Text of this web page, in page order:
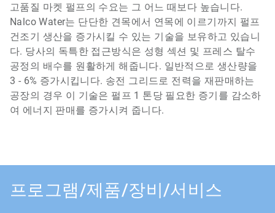
고품질 마켓 펄프의 수요는 그 어느 때보다 높습니다.
Nalco Water는 단단한 견목에서 연목에 이르기까지 펄프
건조기 생산을 증가시킬 수 있는 기술을 보유하고 있습니
다. 당사의 독특한 접근방식은 성형 섹션 및 프레스 탈수
공정의 배수를 원활하게 해줍니다. 일반적으로 생산량을
3 - 6% 증가시킵니다. 송전 그리드로 전력을 재판매하는
공장의 경우 이 기술은 펄프 1 톤당 필요한 증기를 감소하
여 에너지 판매를 증가시켜 줍니다.
프로그램/제품/장비/서비스